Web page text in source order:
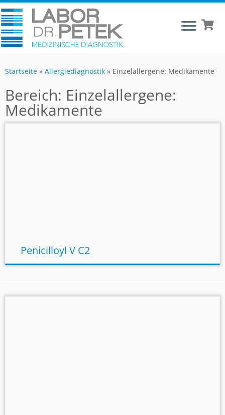
Startseite » Allergiediagnostik » Einzelallergene: Medikamente
Bereich: Einzelallergene:
Medikamente
Penicilloyl V C2